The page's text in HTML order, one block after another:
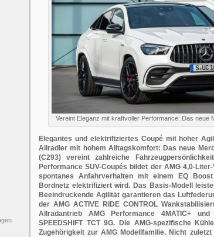
Vereint Eleganz mit kraftvoller Performance: Das neue
Elegantes und elektrifiziertes Coupé mit hoher
Allradler mit hohem Alltagskomfort: Das neue
(C293) vereint zahlreiche
Performance SUV-Coupés bildet der AMG 4,0-
spontanes Anfahrverhalten mit einem EQ
Bordnetz elektrifiziert wird. Das Basis-Modell
Beeindruckende Agilität garantieren das
der AMG ACTIVE RIDE CONTROL
Allradantrieb AMG Performance 4MATIC+
SPEEDSHIFT TCT 9G. Die AMG-spezifische
Zugehörigkeit zur AMG Modellfamilie. Nicht